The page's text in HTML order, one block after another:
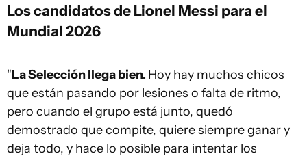
Los candidatos de Lionel Messi para el
Mundial 2026
"La Selección llega bien. Hoy hay muchos chicos
que están pasando por lesiones o falta de ritmo,
pero cuando el grupo está junto, quedó
demostrado que compite, quiere siempre ganar y
deja todo, y hace lo posible para intentar los